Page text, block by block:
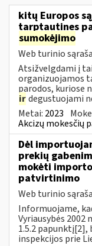
kitų Europos
tarptautines
sumokėjimo
Web turinio
Atsižvelgdami į
organizuojamos
parodos, kuriose
irdegustuojami
Metai: 2023
Akcizų mokesčių
Dėl
prekių
mokėti
patvirtinimo
Web turinio
Informuojame,
Vyriausybės 2002
1.5.2 papunktį[2],
inspekcijos prie